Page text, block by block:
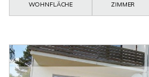
WOHNFLÄCHE
ZIMMER